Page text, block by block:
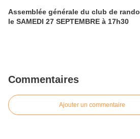
Assemblée générale du club de rando
le SAMEDI 27 SEPTEMBRE à 17h30
Commentaires
Ajouter un commentaire